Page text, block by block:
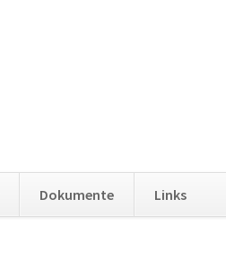
Dokumente Links